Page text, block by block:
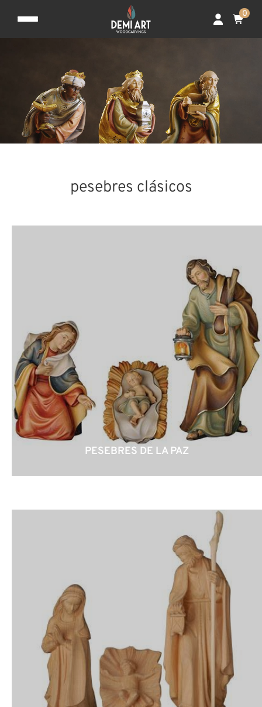
0
pesebres clásicos
PESEBRES DE LA PAZ